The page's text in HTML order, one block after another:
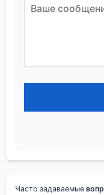
Часто задаваемые